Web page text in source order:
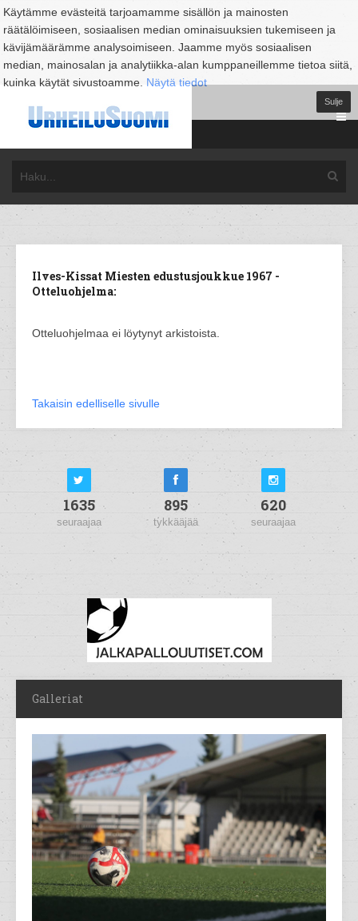
Käytämme evästeitä tarjoamamme sisällön ja mainosten
räätälöimiseen, sosiaalisen median ominaisuuksien tukemiseen ja
kävijämäärämme analysoimiseen. Jaamme myös sosiaalisen
median, mainosalan ja analytiikka-alan kumppaneillemme tietoa siitä,
kuinka käytät sivustoamme. Näytä tiedot
Sulje
Ilves-Kissat Miesten edustusjoukkue 1967 -
Otteluohjelma:
Otteluohjelmaa ei löytynyt arkistoista.
Takaisin edelliselle sivulle
1635
seuraajaa
895
tykkääjää
620
seuraajaa
Galleriat